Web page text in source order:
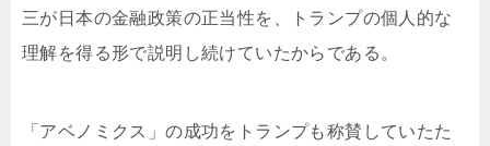
三が日本の金融政策の正当性を、トランプの個人的な
理解を得る形で説明し続けていたからである。
「アベノミクス」の成功をトランプも称賛していたた